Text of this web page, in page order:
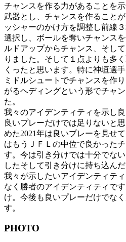
チャンスを作る力があることを
武器とし、チャンスを作ること
ッシャーのかけ方を調整し前線
選択し、ボールを奪いチャンス
ルドアップからチャンス、そし
りました。そして１点よりも多
くったと思います。特に神垣選
ミドルシュートでチャンスを作
がるヘディングという形でチャ
た。
我々のアイデンティティを示し
良いプレーだけでは足りないと
めた2021年は良いプレーを見せ
はもうＪＦＬの中位で良かった
す。今は引き分けでは十分でな
したそして引き分けに持ち込ん
我々が示したいアイデンティテ
なく勝者のアイデンティティで
け。今後も良いプレーだけでな
す。
PHOTO